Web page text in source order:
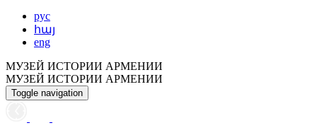
рус
հայ
eng
МУЗЕЙ ИСТОРИИ АРМЕНИИ
МУЗЕЙ ИСТОРИИ АРМЕНИИ
Toggle navigation